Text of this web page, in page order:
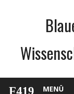
MENÜ